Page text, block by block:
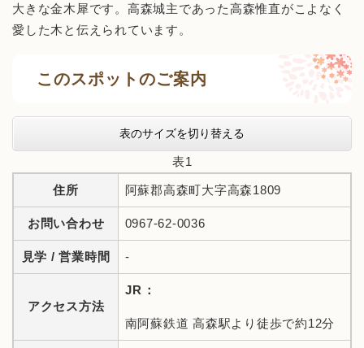
大きな金木犀です。高森城主であった高森惟直がこよなく
愛した木と伝えられています。
このスポットのご案内
表のサイズを切り替える
表1
住所 阿蘇郡高森町大字高森1809
お問い合わせ 0967-62-0036
見学 / 営業時間 -
アクセス方法
JR：
南阿蘇鉄道 高森駅より徒歩で約12分